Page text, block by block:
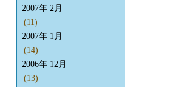
2007年 2月
(11)
2007年 1月
(14)
2006年 12月
(13)